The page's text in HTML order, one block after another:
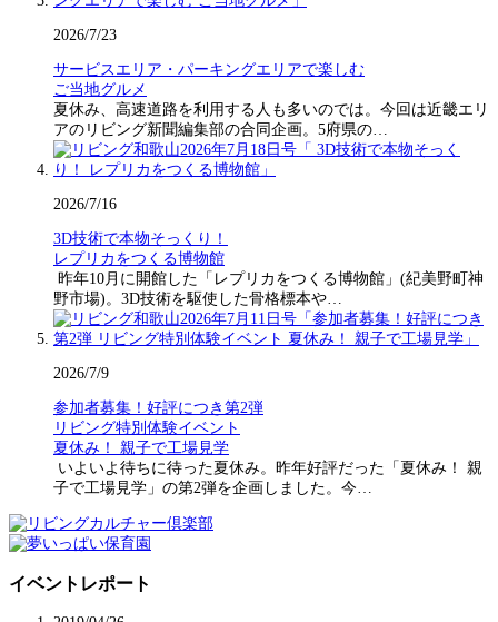
2026/7/23
サービスエリア・パーキングエリアで楽しむ
ご当地グルメ
夏休み、高速道路を利用する人も多いのでは。今回は近畿エリ
アのリビング新聞編集部の合同企画。5府県の…
2026/7/16
3D技術で本物そっくり！
レプリカをつくる博物館
昨年10月に開館した「レプリカをつくる博物館」(紀美野町神
野市場)。3D技術を駆使した骨格標本や…
2026/7/9
参加者募集！好評につき第2弾
リビング特別体験イベント
夏休み！ 親子で工場見学
いよいよ待ちに待った夏休み。昨年好評だった「夏休み！ 親
子で工場見学」の第2弾を企画しました。今…
イベントレポート